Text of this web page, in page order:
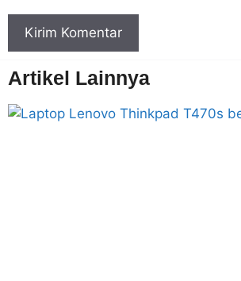
Artikel Lainnya